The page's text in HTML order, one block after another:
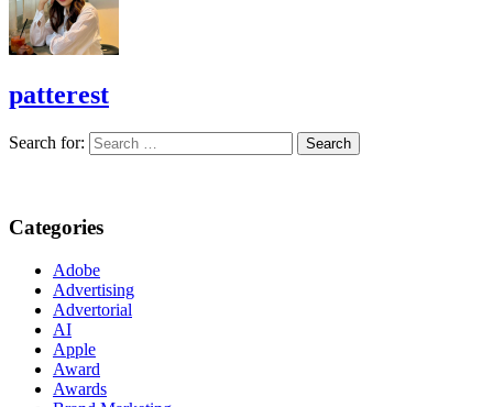
patterest
Search for:
Categories
Adobe
Advertising
Advertorial
AI
Apple
Award
Awards